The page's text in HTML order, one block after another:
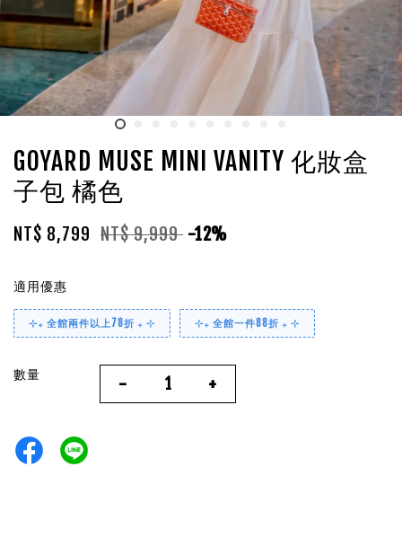
GOYARD MUSE MINI VANITY 化妝盒
子包 橘色
NT$ 8,799 NT$ 9,999 -12%
適用優惠
⊹₊ 全館兩件以上78折 ₊ ⊹ ⊹₊ 全館一件88折 ₊ ⊹
數量 - +